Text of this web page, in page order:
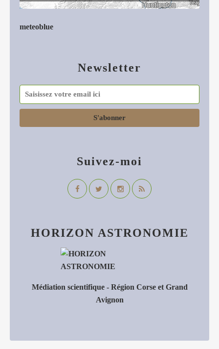
Newsletter
HORIZON ASTRONOMIE
Médiation scientifique - Région Corse et Grand
Avignon
Suivez-moi
meteoblue